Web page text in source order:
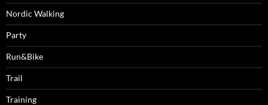
Nordic Walking
Party
Run&Bike
Trail
Training